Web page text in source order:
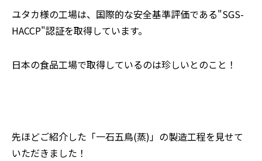
ユタカ様の工場は、国際的な安全基準評価である"SGS-
HACCP"認証を取得しています。
日本の食品工場で取得しているのは珍しいとのこと！
先ほどご紹介した「一石五鳥(蒸)」の製造工程を見せて
いただきました！